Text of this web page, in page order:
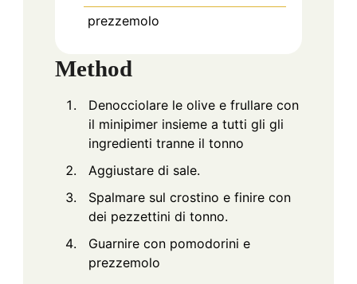
prezzemolo
Method
Denocciolare le olive e frullare con
il minipimer insieme a tutti gli gli
ingredienti tranne il tonno
Aggiustare di sale.
Spalmare sul crostino e finire con
dei pezzettini di tonno.
Guarnire con pomodorini e
prezzemolo